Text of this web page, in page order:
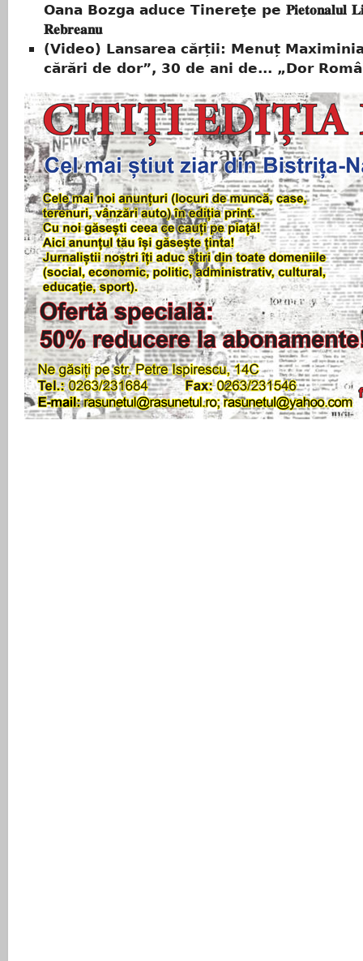
Oana Bozga aduce Tinereţe pe 𝐏𝐢𝐞𝐭𝐨𝐧𝐚𝐥𝐮𝐥
𝐑𝐞𝐛𝐫𝐞𝐚𝐧𝐮
(Video) Lansarea cărții: Menuț
cărări de dor”, 30 de ani de... „Dor